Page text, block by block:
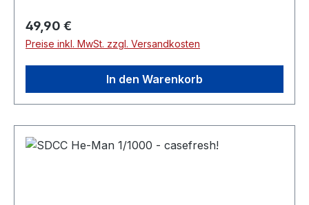
Regulärer Preis:
49,90 €
Preise inkl. MwSt. zzgl. Versandkosten
In den Warenkorb